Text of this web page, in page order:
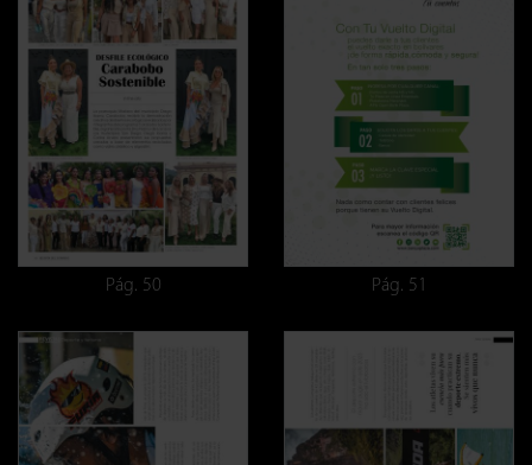
Pág. 50 Pág. 51